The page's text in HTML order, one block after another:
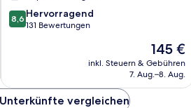
8.6
von
8,6 Hervorragend
131 Bewertungen
Der
Preis
beträgt
145 €
inkl. Steuern & Gebühren
7. Aug.–8. Aug.
vergleichen